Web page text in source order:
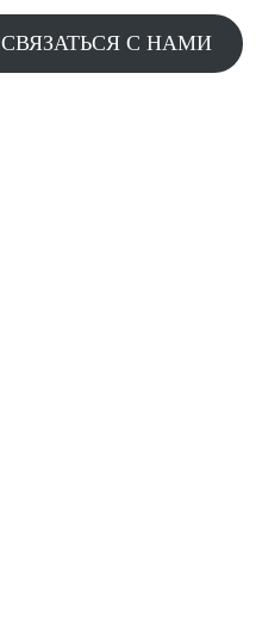
СВЯЗАТЬСЯ С НАМИ